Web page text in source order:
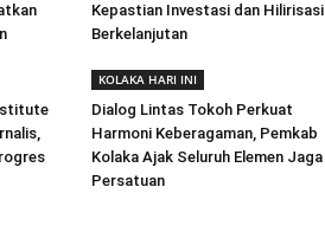
Kepastian Investasi dan Hilirisasi
Berkelanjutan
KOLAKA HARI INI
Dialog Lintas Tokoh Perkuat
Harmoni Keberagaman, Pemkab
Kolaka Ajak Seluruh Elemen Jaga
Persatuan